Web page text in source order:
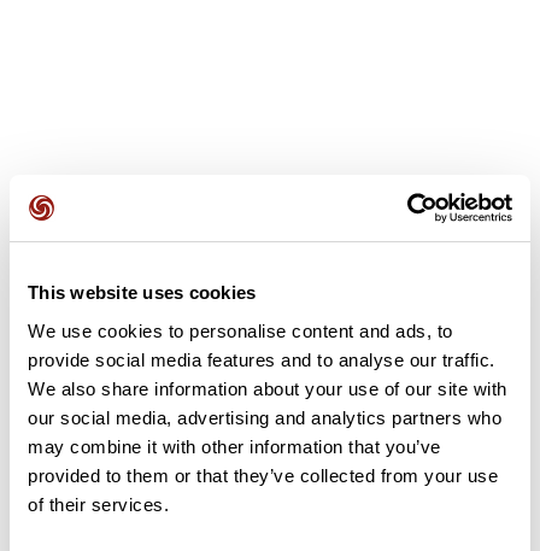
This website uses cookies
We use cookies to personalise content and ads, to
provide social media features and to analyse our traffic.
We also share information about your use of our site with
our social media, advertising and analytics partners who
may combine it with other information that you’ve
provided to them or that they’ve collected from your use
of their services.
Avis des utilisateurs
Soyez le premier à ajouter un avis !
Ajouter un avis
Résumé